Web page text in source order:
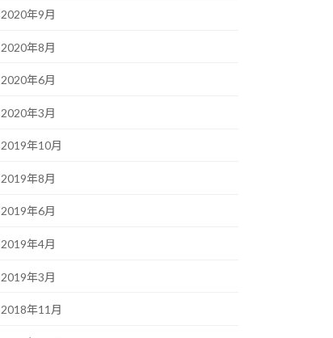
2020年9月
2020年8月
2020年6月
2020年3月
2019年10月
2019年8月
2019年6月
2019年4月
2019年3月
2018年11月